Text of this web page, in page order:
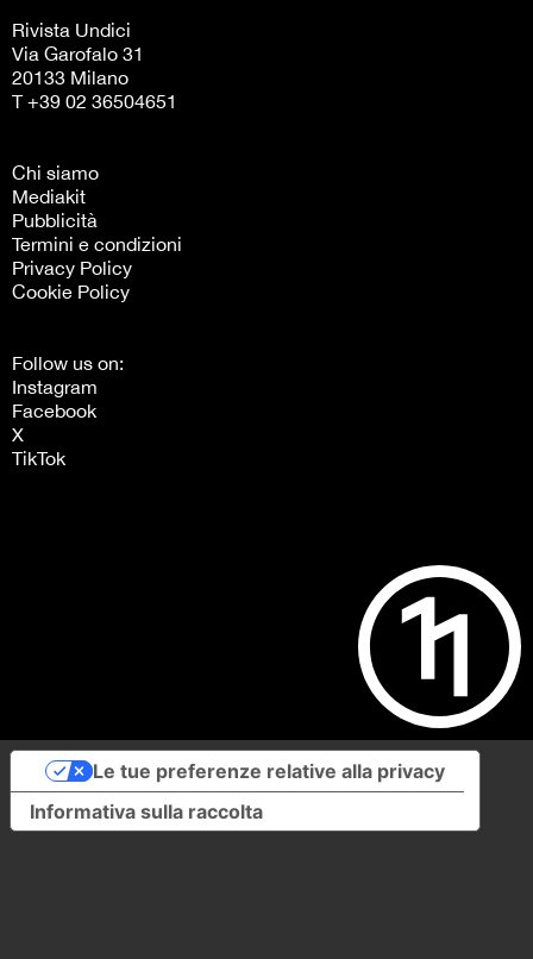
Rivista Undici
Via Garofalo 31
20133 Milano
T +39 02 36504651
Chi siamo
Mediakit
Pubblicità
Termini e condizioni
Privacy Policy
Cookie Policy
Follow us on:
Instagram
Facebook
X
TikTok
Informativa sulla raccolta
Le tue preferenze relative alla privacy